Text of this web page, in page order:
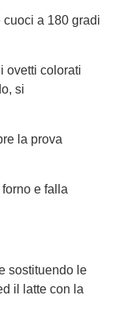
a 180 gradi
ovetti colorati
si
la prova
e falla
sostituendo le
il latte con la